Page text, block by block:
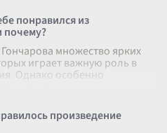
понравился из
множество ярких
играет важную роль в
Однако особенно
произведение